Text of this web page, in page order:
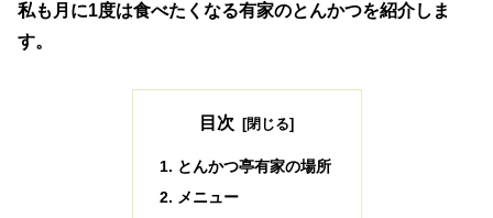
私も月に1度は食べたくなる有家のとんかつを紹介しま
す。
目次
とんかつ亭有家の場所
メニュー